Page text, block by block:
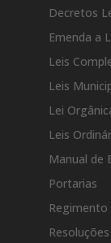
Decretos
Emenda a
Leis
Leis
Lei
Leis
Manual de
Portarias
Resoluções